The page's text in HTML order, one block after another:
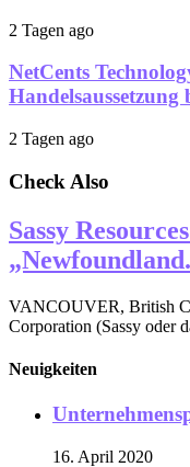
2 Tagen ago
NetCents
Handelsaussetzung
2 Tagen ago
Check Also
Sassy
VANCOUVER, British
Corporation (Sassy oder
Neuigkeiten
16. April 2020